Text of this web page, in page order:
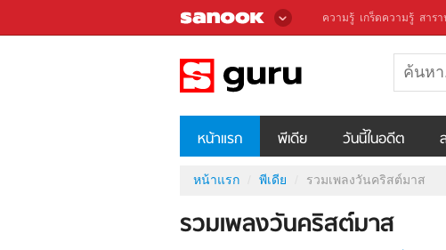
ความรู้ เกร็ดความรู้ สาร
หน้าแรก พีเดีย วันนี้ในอดีต
หน้าแรก พีเดีย รวมเพลงวันคริสต์มาส
รวมเพลงวันคริสต์มาส